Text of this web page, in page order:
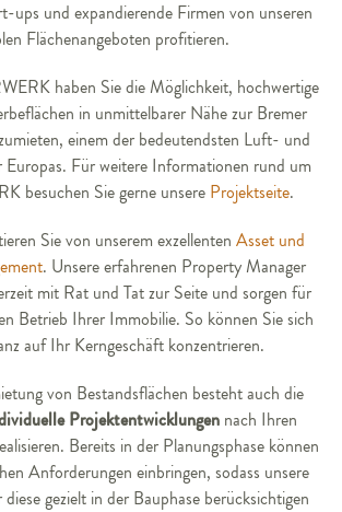
ups und expandierende Firmen von unseren
Flächenangeboten profitieren.
haben Sie die Möglichkeit, hochwertige
in unmittelbarer Nähe zur Bremer
einem der bedeutendsten Luft- und
Für weitere Informationen rund um
besuchen Sie gerne unsere Projektseite.
Sie von unserem exzellenten Asset und
. Unsere erfahrenen Property Manager
mit Rat und Tat zur Seite und sorgen für
Betrieb Ihrer Immobilie. So können Sie sich
auf Ihr Kerngeschäft konzentrieren.
von Bestandsflächen besteht auch die
Projektentwicklungen nach Ihren
Bereits in der Planungsphase können
Anforderungen einbringen, sodass unsere
gezielt in der Bauphase berücksichtigen